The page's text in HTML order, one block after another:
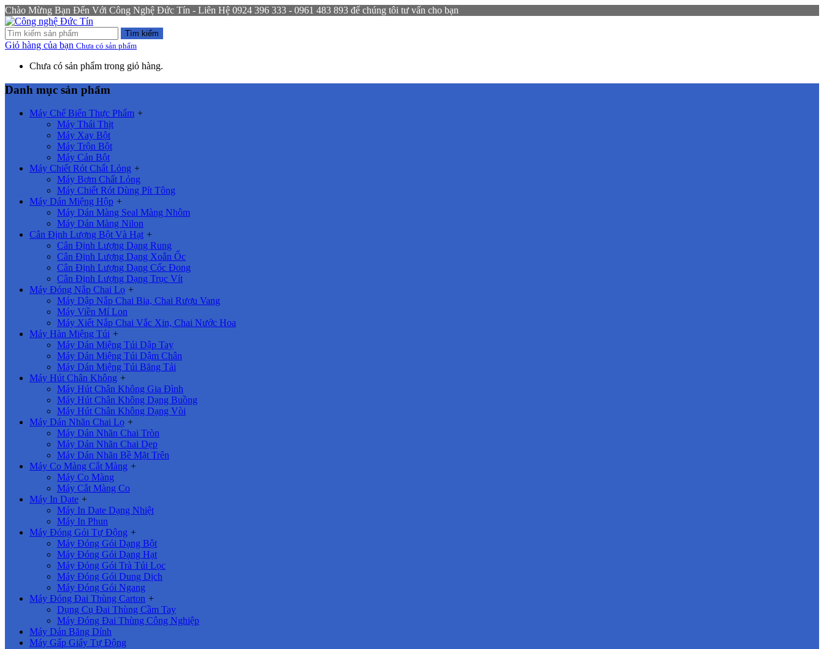
Chào Mừng Bạn Đến Với Công Nghệ Đức Tín - Liên Hệ 0924 396 333 - 0961 483 893 để chúng tôi tư vấn cho bạn
Tìm kiếm
Giỏ hàng của bạn Chưa có sản phẩm
Chưa có sản phẩm trong giỏ hàng.
Danh mục sản phẩm
Máy Chế Biến Thực Phẩm +
Máy Thái Thịt
Máy Xay Bột
Máy Trộn Bột
Máy Cán Bột
Máy Chiết Rót Chất Lỏng +
Máy Bơm Chất Lỏng
Máy Chiết Rót Dùng Pít Tông
Máy Dán Miệng Hộp +
Máy Dán Màng Seal Màng Nhôm
Máy Dán Màng Nilon
Cân Định Lượng Bột Và Hạt +
Cân Định Lượng Dạng Rung
Cân Định Lượng Dạng Xoắn Ốc
Cân Định Lượng Dạng Cốc Đong
Cân Định Lượng Dạng Trục Vít
Máy Đóng Nắp Chai Lọ +
Máy Dập Nắp Chai Bia, Chai Rượu Vang
Máy Viền Mí Lon
Máy Xiết Nắp Chai Vắc Xin, Chai Nước Hoa
Máy Hàn Miệng Túi +
Máy Dán Miệng Túi Dập Tay
Máy Dán Miệng Túi Dậm Chân
Máy Dán Miệng Túi Băng Tải
Máy Hút Chân Không +
Máy Hút Chân Không Gia Đình
Máy Hút Chân Không Dạng Buồng
Máy Hút Chân Không Dạng Vòi
Máy Dán Nhãn Chai Lọ +
Máy Dán Nhãn Chai Tròn
Máy Dán Nhãn Chai Dẹp
Máy Dán Nhãn Bề Mặt Trên
Máy Co Màng Cắt Màng +
Máy Co Màng
Máy Cắt Màng Co
Máy In Date +
Máy In Date Dạng Nhiệt
Máy In Phun
Máy Đóng Gói Tự Động +
Máy Đóng Gói Dạng Bột
Máy Đóng Gói Dạng Hạt
Máy Đóng Gói Trà Túi Lọc
Máy Đóng Gói Dung Dịch
Máy Đóng Gói Ngang
Máy Đóng Đai Thùng Carton +
Dụng Cụ Đai Thùng Cầm Tay
Máy Đóng Đai Thùng Công Nghiệp
Máy Dán Băng Dính
Máy Gấp Giấy Tự Động